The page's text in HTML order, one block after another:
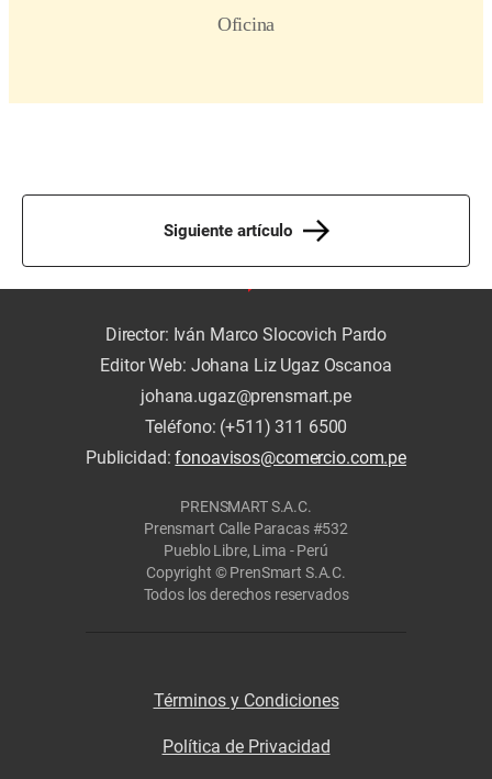
Siguiente artículo
Director: Iván Marco Slocovich Pardo
Editor Web: Johana Liz Ugaz Oscanoa
johana.ugaz@prensmart.pe
Teléfono: (+511) 311 6500
Publicidad:fonoavisos@comercio.com.pe
PRENSMART S.A.C.
Prensmart Calle Paracas #532
Pueblo Libre, Lima - Perú
Copyright © PrenSmart S.A.C.
Todos los derechos reservados
Términos y Condiciones
Política de Privacidad